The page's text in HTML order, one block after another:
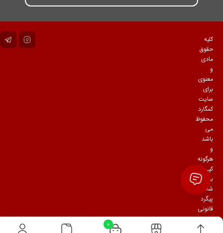
0
کلیه
حقوق
مادی
و
معنوی
برای
سایت
کمگارد
محفوظ
می
باشد
و
هرگونه
کپی
برداری
شامل
پیگرد
قانونی
می
باشد.